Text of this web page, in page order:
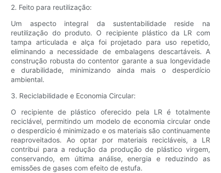
2. Feito para reutilização:
Um aspecto integral da sustentabilidade reside na
reutilização do produto. O recipiente plástico da LR com
tampa articulada e alça foi projetado para uso repetido,
eliminando a necessidade de embalagens descartáveis. A
construção robusta do contentor garante a sua longevidade
e durabilidade, minimizando ainda mais o desperdício
ambiental.
3. Reciclabilidade e Economia Circular:
O recipiente de plástico oferecido pela LR é totalmente
reciclável, permitindo um modelo de economia circular onde
o desperdício é minimizado e os materiais são continuamente
reaproveitados. Ao optar por materiais recicláveis, a LR
contribui para a redução da produção de plástico virgem,
conservando, em última análise, energia e reduzindo as
emissões de gases com efeito de estufa.